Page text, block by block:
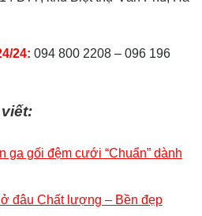
24: 094 800 2208 – 096 196
ga gối đệm cưới “Chuẩn” dành
đâu Chất lượng – Bền đẹp